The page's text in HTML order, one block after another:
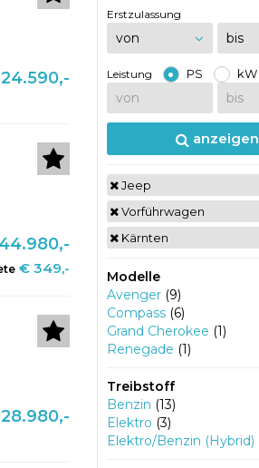
Erstzulassung
Leistung PS kW
anzeigen
Jeep
Vorführwagen
Kärnten
Modelle
Avenger(9)
Compass(6)
Grand Cherokee (1)
Renegade (1)
Treibstoff
Benzin (13)
Elektro (3)
Elektro/Benzin (Hybrid)
€ 349,-